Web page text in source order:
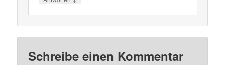
Schreibe einen Kommentar